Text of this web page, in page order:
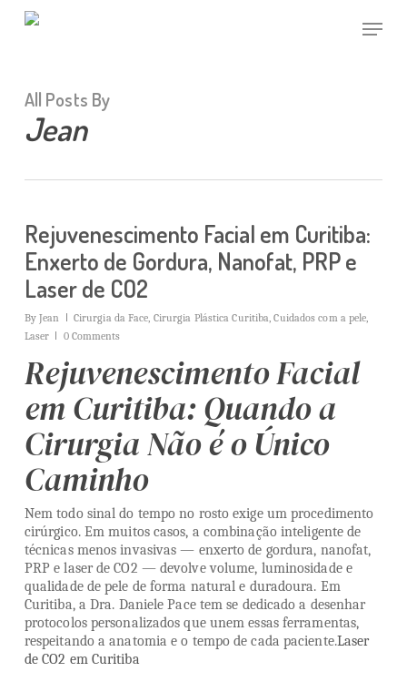
Menu
All Posts By
Jean
Rejuvenescimento Facial em Curitiba:
Enxerto de Gordura, Nanofat, PRP e
Laser de CO2
By Jean Cirurgia da Face, Cirurgia Plástica Curitiba,Cuidados com a pele,
Laser
0 Comments
Rejuvenescimento Facial
em Curitiba: Quando a
Cirurgia Não é o Único
Caminho
Nem todo sinal do tempo no rosto exige um procedimento
cirúrgico. Em muitos casos, a combinação inteligente de
técnicas menos invasivas — enxerto de gordura, nanofat,
PRP e laser de CO2 — devolve volume, luminosidade e
qualidade de pele de forma natural e duradoura. Em
Curitiba, a Dra. Daniele Pace tem se dedicado a desenhar
protocolos personalizados que unem essas ferramentas,
respeitando a anatomia e o tempo de cada paciente.Laser
de CO2 em Curitiba